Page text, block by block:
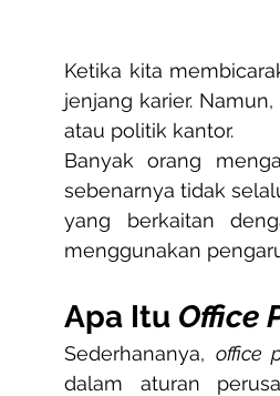
Ketika kita
jenjang karier.
atau politik kantor.
Banyak orang
sebenarnya tidak
yang berkaitan
menggunakan
Apa Itu Office
Sederhananya, office
dalam aturan